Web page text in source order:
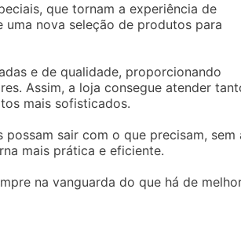
que tornam a experiência de
nova seleção de produtos para
e de qualidade, proporcionando
Assim, a loja consegue atender
mais sofisticados.
sair com o que precisam, sem
mais prática e eficiente.
na vanguarda do que há de